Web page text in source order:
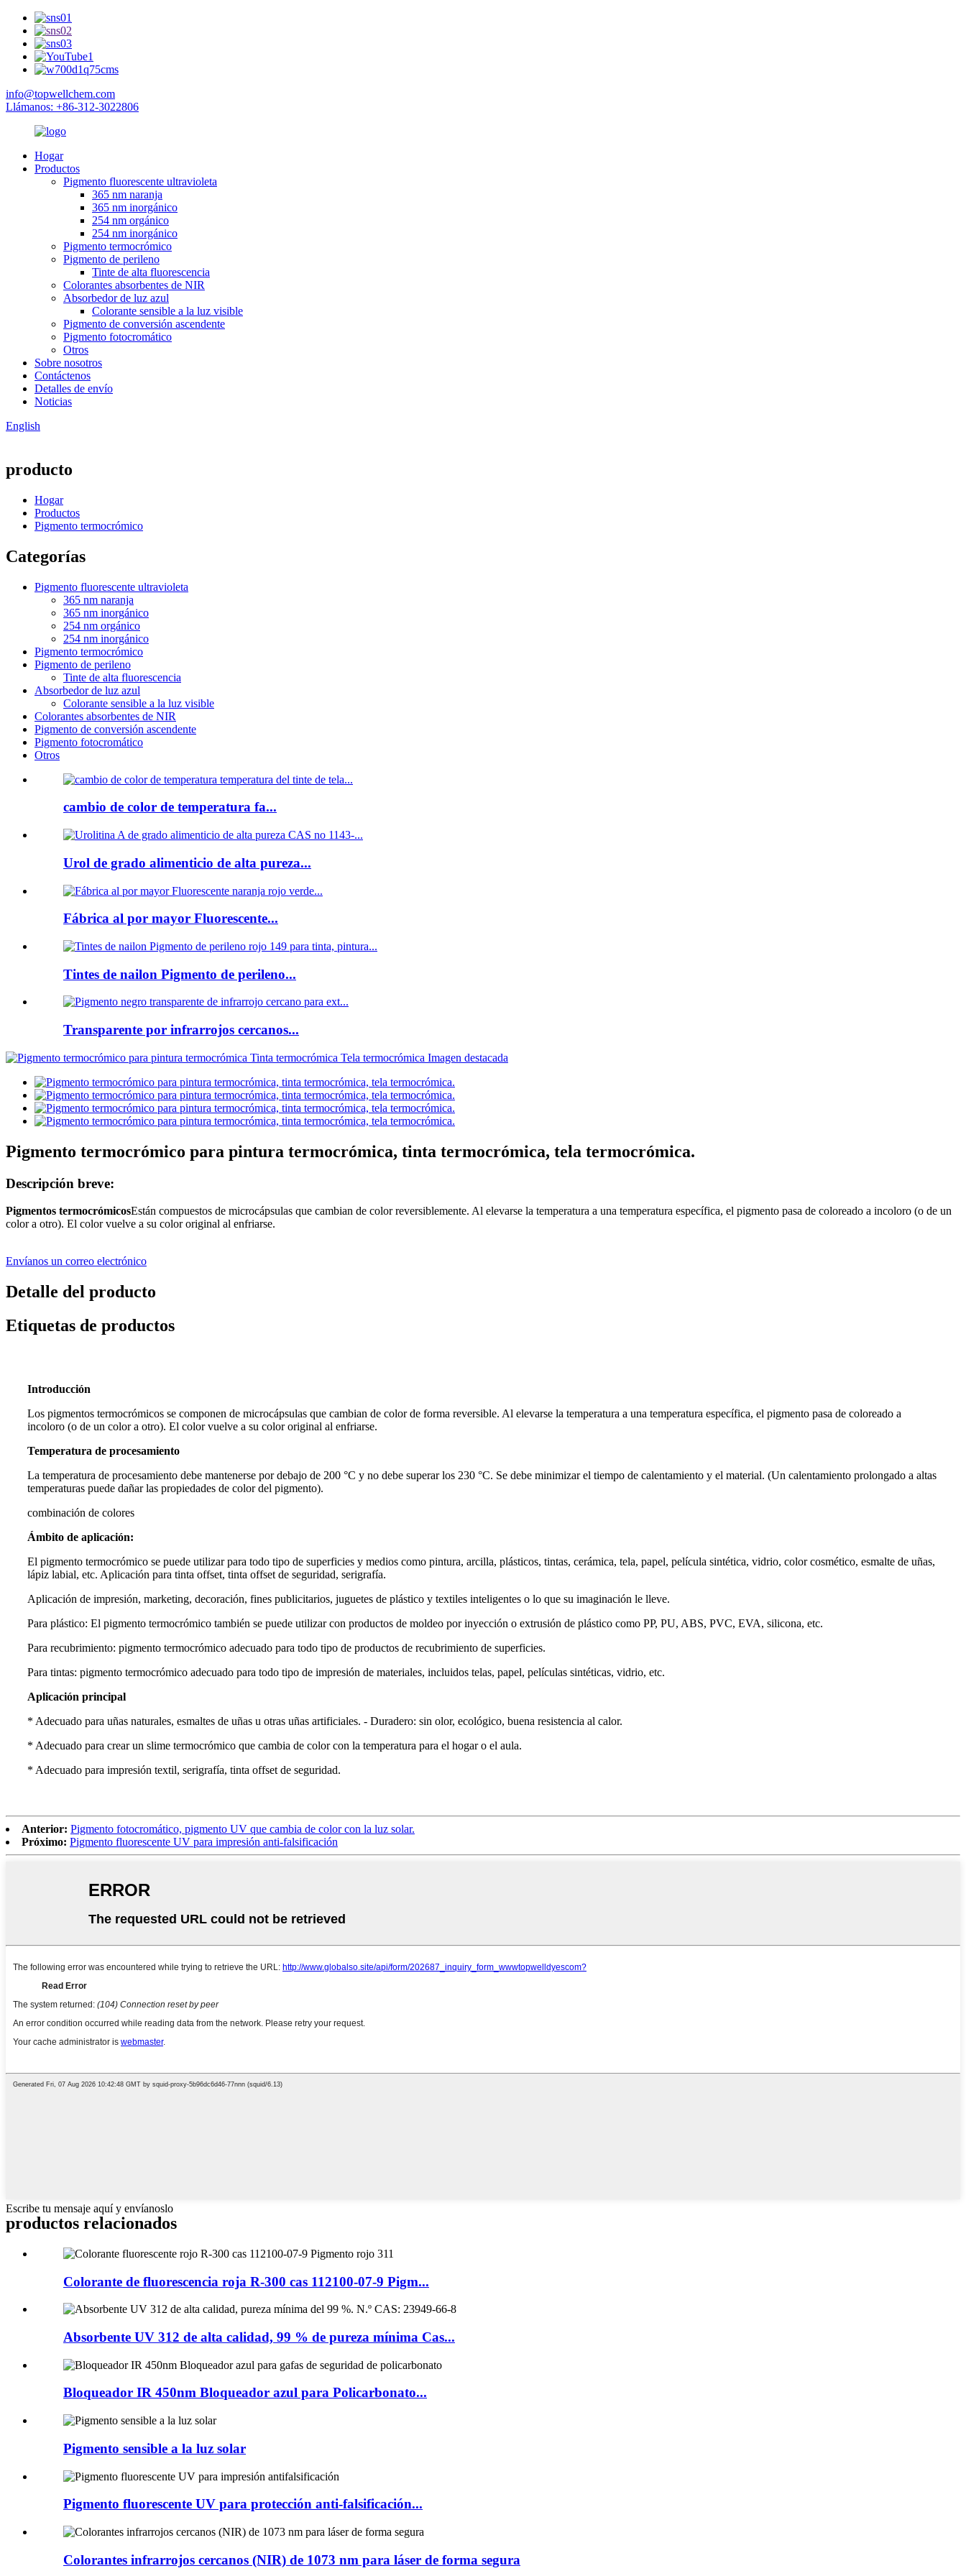
info@topwellchem.com
Llámanos: +86-312-3022806
Hogar
Productos
Pigmento fluorescente ultravioleta
365 nm naranja
365 nm inorgánico
254 nm orgánico
254 nm inorgánico
Pigmento termocrómico
Pigmento de perileno
Tinte de alta fluorescencia
Colorantes absorbentes de NIR
Absorbedor de luz azul
Colorante sensible a la luz visible
Pigmento de conversión ascendente
Pigmento fotocromático
Otros
Sobre nosotros
Contáctenos
Detalles de envío
Noticias
English
producto
Hogar
Productos
Pigmento termocrómico
Categorías
Pigmento fluorescente ultravioleta
365 nm naranja
365 nm inorgánico
254 nm orgánico
254 nm inorgánico
Pigmento termocrómico
Pigmento de perileno
Tinte de alta fluorescencia
Absorbedor de luz azul
Colorante sensible a la luz visible
Colorantes absorbentes de NIR
Pigmento de conversión ascendente
Pigmento fotocromático
Otros
cambio de color de temperatura fa...
Urol de grado alimenticio de alta pureza...
Fábrica al por mayor Fluorescente...
Tintes de nailon Pigmento de perileno...
Transparente por infrarrojos cercanos...
Pigmento termocrómico para pintura termocrómica, tinta termocrómica, tela termocrómica.
Descripción breve:
Pigmentos termocrómicosEstán compuestos de microcápsulas que cambian de color reversiblemente. Al elevarse la temperatura a una temperatura específica, el pigmento pasa de coloreado a incoloro (o de un
color a otro). El color vuelve a su color original al enfriarse.
Envíanos un correo electrónico
Detalle del producto
Etiquetas de productos
Introducción
Los pigmentos termocrómicos se componen de microcápsulas que cambian de color de forma reversible. Al elevarse la temperatura a una temperatura específica, el pigmento pasa de coloreado a
incoloro (o de un color a otro). El color vuelve a su color original al enfriarse.
Temperatura de procesamiento
La temperatura de procesamiento debe mantenerse por debajo de 200 °C y no debe superar los 230 °C. Se debe minimizar el tiempo de calentamiento y el material. (Un calentamiento prolongado a altas
temperaturas puede dañar las propiedades de color del pigmento).
combinación de colores
Ámbito de aplicación:
El pigmento termocrómico se puede utilizar para todo tipo de superficies y medios como pintura, arcilla, plásticos, tintas, cerámica, tela, papel, película sintética, vidrio, color cosmético, esmalte de uñas,
lápiz labial, etc. Aplicación para tinta offset, tinta offset de seguridad, serigrafía.
Aplicación de impresión, marketing, decoración, fines publicitarios, juguetes de plástico y textiles inteligentes o lo que su imaginación le lleve.
Para plástico: El pigmento termocrómico también se puede utilizar con productos de moldeo por inyección o extrusión de plástico como PP, PU, ABS, PVC, EVA, silicona, etc.
Para recubrimiento: pigmento termocrómico adecuado para todo tipo de productos de recubrimiento de superficies.
Para tintas: pigmento termocrómico adecuado para todo tipo de impresión de materiales, incluidos telas, papel, películas sintéticas, vidrio, etc.
Aplicación principal
* Adecuado para uñas naturales, esmaltes de uñas u otras uñas artificiales. - Duradero: sin olor, ecológico, buena resistencia al calor.
* Adecuado para crear un slime termocrómico que cambia de color con la temperatura para el hogar o el aula.
* Adecuado para impresión textil, serigrafía, tinta offset de seguridad.
Anterior: Pigmento fotocromático, pigmento UV que cambia de color con la luz solar.
Próximo: Pigmento fluorescente UV para impresión anti-falsificación
Escribe tu mensaje aquí y envíanoslo
productos relacionados
Colorante de fluorescencia roja R-300 cas 112100-07-9 Pigm...
Absorbente UV 312 de alta calidad, 99 % de pureza mínima Cas...
Bloqueador IR 450nm Bloqueador azul para Policarbonato...
Pigmento sensible a la luz solar
Pigmento fluorescente UV para protección anti-falsificación...
Colorantes infrarrojos cercanos (NIR) de 1073 nm para láser de forma segura